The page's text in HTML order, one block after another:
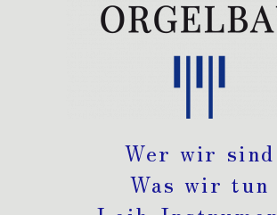
Wer wir sind
Was wir tun